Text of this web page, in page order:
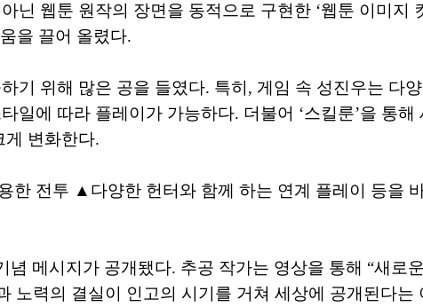
닌 웹툰 원작의 장면을 동적으로 구현한 ‘웹툰 이미지
을 끌어 올렸다.
기 위해 많은 공을 들였다. 특히, 게임 속 성진우는 다
일에 따라 플레이가 가능하다. 더불어 ‘스킬룬’을 통
게 변화한다.
전투 ▲다양한 헌터와 함께 하는 연계 플레이 등을
메시지가 공개됐다. 추공 작가는 영상을 통해 “새로
노력의 결실이 인고의 시기를 거쳐 세상에 공개된다